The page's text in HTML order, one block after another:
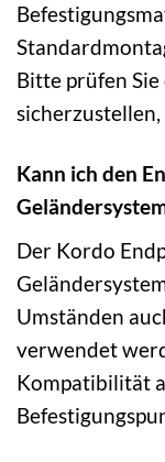
Bitte prüfen
Kann ich den
Der Kordo
Umständen
verwendet
Kompatibilität